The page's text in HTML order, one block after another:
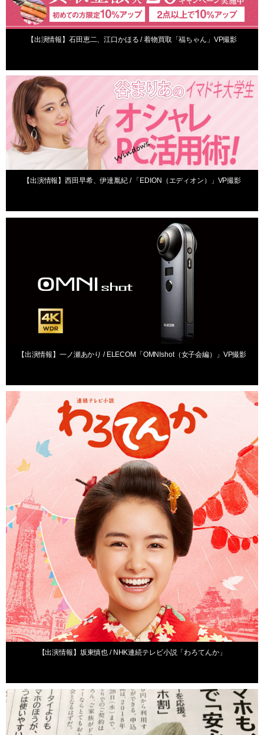
【出演情報】石田恵二、江口かほる / 着物買取「福ちゃん」VP撮影
【出演情報】西田早希、伊達胤紀 / 「EDION（エディオン）」VP撮影
出演情報
【出演情報】一ノ瀬あかり / ELECOM「OMNIshot（女子会編）」VP撮影
【出演情報】坂東慎也 / NHK連続テレビ小説「わろてんか」
出演情報
出演情報